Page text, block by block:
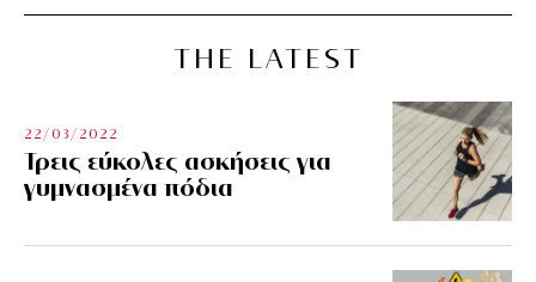
THE LATEST
22/03/2022
Τρεις εύκολες ασκήσεις για
γυμνασμένα πόδια